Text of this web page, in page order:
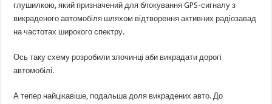
глушилкою, який призначений для блокування GPS-сигналу з
викраденого автомобіля шляхом відтворення активних радіозавад
на частотах широкого спектру.
Ось таку схему розробили злочинці аби викрадати дорогі
автомобілі.
А тепер найцікавіше, подальша доля викрадених авто. До